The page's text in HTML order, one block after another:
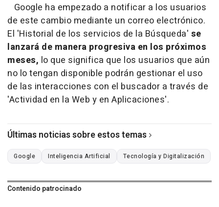
Google ha empezado a notificar a los usuarios
de este cambio mediante un correo electrónico.
El 'Historial de los servicios de la Búsqueda' se
lanzará de manera progresiva en los próximos
meses, lo que significa que los usuarios que aún
no lo tengan disponible podrán gestionar el uso
de las interacciones con el buscador a través de
'Actividad en la Web y en Aplicaciones'.
Últimas noticias sobre estos temas
Google Inteligencia Artificial Tecnología y Digitalización
Contenido patrocinado